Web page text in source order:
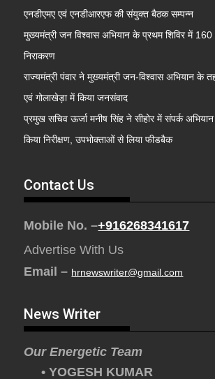
एनडीएमए एवं एनडीआरएफ की संयुक्त बैठक सम्पन्न
मुख्यमंत्री जन विश्वास अभियान के प्रथम शिविर में
निराकरण
राज्यमंत्री पंवार ने मुख्यमंत्री जन-विश्वास अभियान के
एवं गोलाखेड़ा में किया जनसंवाद
प्रमुख सचिव ऊर्जा मनीष सिंह ने सीहोर में संपर्क
किया निरीक्षण, उपभोक्ताओं से लिया फीडबैक
Contact Us
Mobile No. –+916268341617
Advertise With Us
Email – hrnewswriter@gmail.com
News Writer
Our Energetic Team
• YOGESH KUMAR